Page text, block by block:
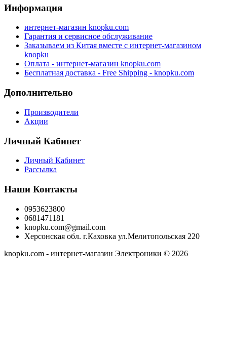
Информация
интернет-магазин knopku.com
Гарантия и сервисное обслуживание
Заказываем из Китая вместе с интернет-магазином
knopku
Оплата - интернет-магазин knopku.com
Бесплатная доставка - Free Shipping - knopku.com
Дополнительно
Производители
Акции
Личный Кабинет
Личный Кабинет
Рассылка
Наши Контакты
0953623800
0681471181
knopku.com@gmail.com
Херсонская обл. г.Каховка ул.Мелитопольская 220
knopku.com - интернет-магазин Электроники © 2026